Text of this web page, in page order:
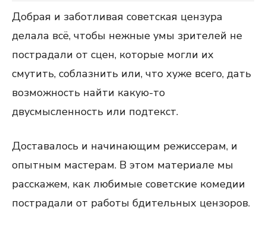
Добрая и заботливая советская цензура
делала всё, чтобы нежные умы зрителей не
пострадали от сцен, которые могли их
смутить, соблазнить или, что хуже всего, дать
возможность найти какую-то
двусмысленность или подтекст.
Доставалось и начинающим режиссерам, и
опытным мастерам. В этом материале мы
расскажем, как любимые советские комедии
пострадали от работы бдительных цензоров.